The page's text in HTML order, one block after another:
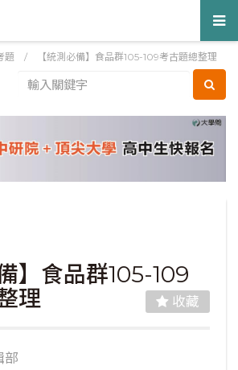
題 / 【統測必備】食品群105-109考古題總整理
】食品群105-109
理
收藏
部